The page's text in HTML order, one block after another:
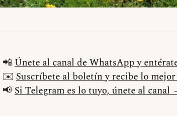
📲 Únete al canal de WhatsApp y
✉️ Suscríbete al boletín y recibe lo
📢Si Telegram es lo tuyo, únete al canal